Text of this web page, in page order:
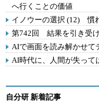
へ行くことの価値
イノウーの選択 (12) 慣
第742回 結果を引き受
AIで画面を読み解かせて
AI時代に、人間が失って
自分研 新着記事